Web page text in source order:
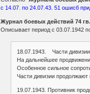
с 14.07. по 24.07.43. 51 ошисб
Журнал боевых действий 74
Описывает период с 03.07.1942
18.07.1943. Части
На дальнейшее
Особенное сильное
Части дивизии
19.07.1943. Противник